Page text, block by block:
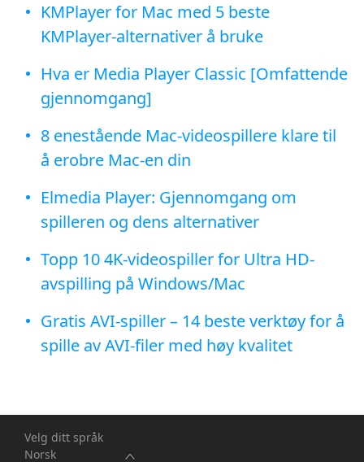
KMPlayer for Mac med 5 beste
KMPlayer-alternativer å bruke
Hva er Media Player Classic [Omfattende
gjennomgang]
8 enestående Mac-videospillere klare til
å erobre Mac-en din
Elmedia Player: Gjennomgang om
spilleren og dens alternativer
Topp 10 4K-videospiller for Ultra HD-
avspilling på Windows/Mac
Gratis AVI-spiller – 14 beste verktøy for å
spille av AVI-filer med høy kvalitet
Velg ditt språk
Norsk